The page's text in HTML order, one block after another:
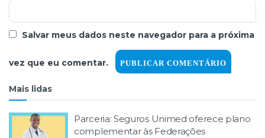
Salvar meus dados neste navegador para a próxima
vez que eu comentar.
Mais lidas
Parceria: Seguros Unimed oferece plano
complementar às Federações